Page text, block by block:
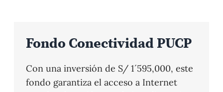
Fondo Conectividad PUCP
Con una inversión de S/ 1´595,000, este
fondo garantiza el acceso a Internet